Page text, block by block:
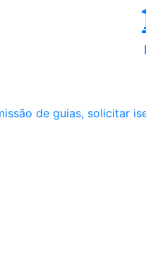
de guias, solicitar